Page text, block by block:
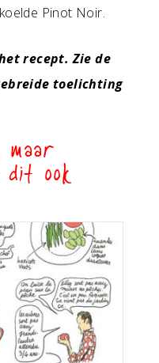
Pinot Noir.
recept. Zie de
toelichting
dit ook